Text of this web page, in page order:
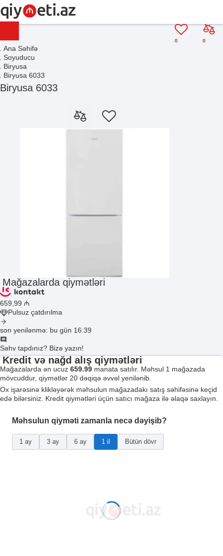
0
0
Ana Səhifə
Soyuducu
Biryusa
Biryusa 6033
Biryusa 6033
Mağazalarda qiymətləri
659 ,99 ₼
Pulsuz çatdırılma
son yenilənmə: bu gün 16:39
Səhv tapdınız? Bizə yazın!
Kredit və nağd alış qiymətləri
Mağazalarda ən ucuz 659.99 manata satılır. Məhsul 1 mağazada
mövcuddur, qiymətlər 20 dəqiqə əvvəl yenilənib.
Ox işarəsinə klikləyərək məhsulun mağazadakı satış səhifəsinə keçid
edə bilərsiniz. Kredit qiymətləri üçün satıcı mağaza ilə əlaqə saxlayın.
Məhsulun qiyməti zamanla necə dəyişib?
1 ay 3 ay 6 ay 1 il Bütün dövr